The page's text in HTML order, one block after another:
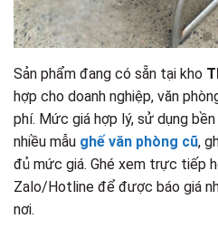
Sản phẩm đang có sẵn tại kho
hợp cho doanh nghiệp, văn
phí. Mức giá hợp lý, sử dụng
nhiều mẫu ghế văn phòng cũ,
đủ mức giá. Ghé xem trực tiếp
Zalo/Hotline để được báo giá
nơi.